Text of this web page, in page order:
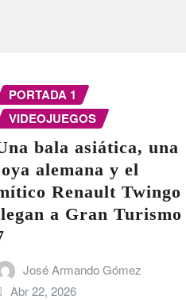
PORTADA 1
VIDEOJUEGOS
bala asiática, una
alemana y el
Renault Twingo
a Gran Turismo
José Armando Gómez
Abr 22, 2026